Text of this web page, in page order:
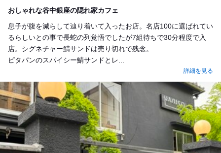
おしゃれな谷中銀座の隠れ家カフェ
息子が腹を減らして辿り着いて入ったお店。名店100に選ばれてい
るらしいとの事で長蛇の列覚悟でしたが7組待ちで30分程度で入
店。シグネチャー鯖サンドは売り切れで残念。
ピタパンのスパイシー鯖サンドとレ...
詳細を見る